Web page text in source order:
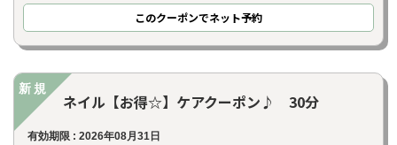
このクーポンでネット予約
新規
ネイル【お得☆】ケアクーポン♪ 30分
有効期限 : 2026年08月31日